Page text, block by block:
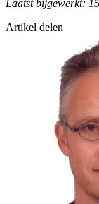
Laatst bijgewerkt:
Artikel delen